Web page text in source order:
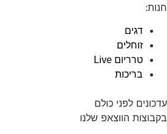
חנות:
דגים
זוחלים
טרריום Live
בריכות
עדכונים לפני כולם
בקבוצות הווצאפ שלנו